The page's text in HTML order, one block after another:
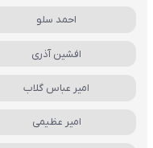
احمد سلو
افشین آذری
امیر عباس گلاب
امیر عظیمی